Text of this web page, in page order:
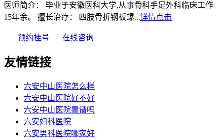
医师简介： 毕业于安徽医科大学,从事骨科手足外科临床工作
15年余。 擅长治疗： 四肢骨折钢板螺...详情点击
预约挂号 在线咨询
友情链接
六安中山医院怎么样
六安中山医院好不好
六安中山医院靠谱吗
六安妇科医院
六安男科医院哪家好